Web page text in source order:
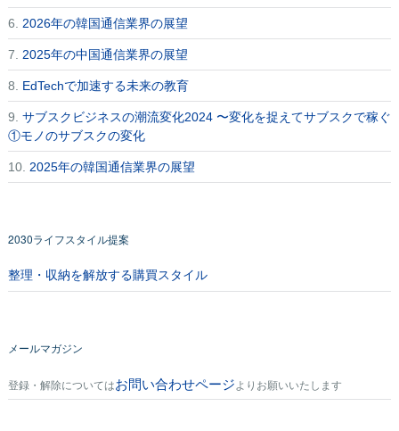
6. 2026年の韓国通信業界の展望
7. 2025年の中国通信業界の展望
8. EdTechで加速する未来の教育
9. サブスクビジネスの潮流変化2024 〜変化を捉えてサブスクで稼ぐ
①モノのサブスクの変化
10. 2025年の韓国通信業界の展望
2030ライフスタイル提案
整理・収納を解放する購買スタイル
メールマガジン
登録・解除についてはお問い合わせページよりお願いいたします